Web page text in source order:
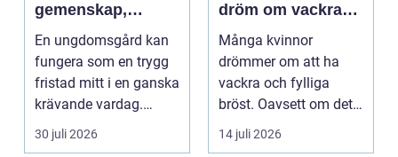
gemenskap,
trygghet och
växande
En ungdomsgård kan
fungera som en trygg
fristad mitt i en ganska
krävande vardag.
Skola, sociala med...
30 juli 2026
dröm om vackra
bröst
Många kvinnor
drömmer om att ha
vackra och fylliga
bröst. Oavsett om det
är f&o...
14 juli 2026